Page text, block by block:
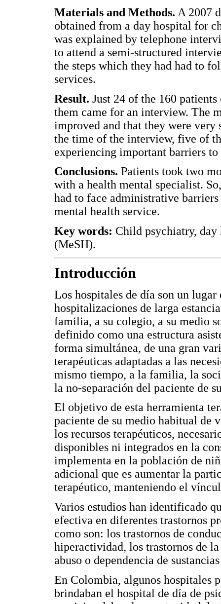
Materials and Methods. A 2007
obtained from a day hospital for
was explained by telephone
to attend a semi-structured
the steps which they had had to
services.
Result. Just 24 of the 160
them came for an interview. The
improved and that they were
the time of the interview, five of
experiencing important barriers
Conclusions. Patients took two
with a health mental specialist.
had to face administrative
mental health service.
Key words: Child psychiatry, day
(MeSH).
Introducción
Los hospitales de día son un
hospitalizaciones de larga
familia, a su colegio, a su medio
definido como una estructura
forma simultánea, de una gran
terapéuticas adaptadas a las
mismo tiempo, a la familia, la
la no-separación del paciente de
El objetivo de esta herramienta
paciente de su medio habitual de
los recursos terapéuticos,
disponibles ni integrados en la
implementa en la población de
adicional que es aumentar la
terapéutico, manteniendo el
Varios estudios han identificado
efectiva en diferentes trastornos
como son: los trastornos de
hiperactividad, los trastornos de
abuso o dependencia de
En Colombia, algunos hospitales
brindaban el hospital de día de